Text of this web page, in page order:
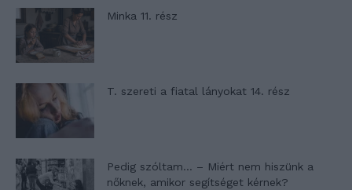
Minka 11. rész
T. szereti a fiatal lányokat 14. rész
Pedig szóltam… – Miért nem hiszünk a
nőknek, amikor segítséget kérnek?